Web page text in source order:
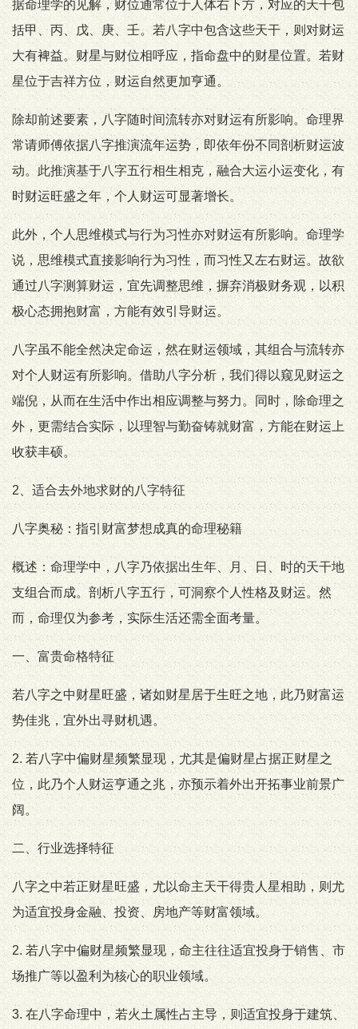
据命理学的见解，财位通常位于人体右下方，对应的天干包
括甲、丙、戊、庚、壬。若八字中包含这些天干，则对财运
大有裨益。财星与财位相呼应，指命盘中的财星位置。若财
星位于吉祥方位，财运自然更加亨通。
除却前述要素，八字随时间流转亦对财运有所影响。命理界
常请师傅依据八字推演流年运势，即依年份不同剖析财运波
动。此推演基于八字五行相生相克，融合大运小运变化，有
时财运旺盛之年，个人财运可显著增长。
此外，个人思维模式与行为习性亦对财运有所影响。命理学
说，思维模式直接影响行为习性，而习性又左右财运。故欲
通过八字测算财运，宜先调整思维，摒弃消极财务观，以积
极心态拥抱财富，方能有效引导财运。
八字虽不能全然决定命运，然在财运领域，其组合与流转亦
对个人财运有所影响。借助八字分析，我们得以窥见财运之
端倪，从而在生活中作出相应调整与努力。同时，除命理之
外，更需结合实际，以理智与勤奋铸就财富，方能在财运上
收获丰硕。
2、适合去外地求财的八字特征
八字奥秘：指引财富梦想成真的命理秘籍
概述：命理学中，八字乃依据出生年、月、日、时的天干地
支组合而成。剖析八字五行，可洞察个人性格及财运。然
而，命理仅为参考，实际生活还需全面考量。
一、富贵命格特征
若八字之中财星旺盛，诸如财星居于生旺之地，此乃财富运
势佳兆，宜外出寻财机遇。
2. 若八字中偏财星频繁显现，尤其是偏财星占据正财星之
位，此乃个人财运亨通之兆，亦预示着外出开拓事业前景广
阔。
二、行业选择特征
八字之中若正财星旺盛，尤以命主天干得贵人星相助，则尤
为适宜投身金融、投资、房地产等财富领域。
2. 若八字中偏财星频繁显现，命主往往适宜投身于销售、市
场推广等以盈利为核心的职业领域。
3. 在八字命理中，若火土属性占主导，则适宜投身于建筑、